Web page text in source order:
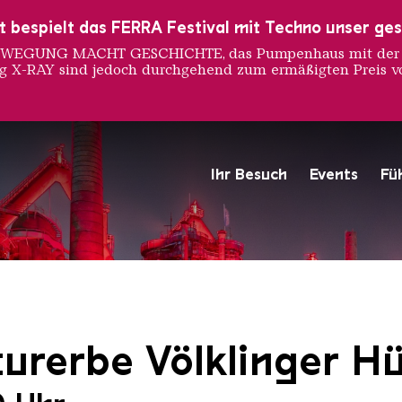
Ihr Besuch Events
Hochofengruppe in Rot
Copyright: Weltkulturerbe
Völklinger
bespielt das FERRA Festival mit Techno unser
MACHT GESCHICHTE, das Pumpenhaus mit
RAY sind jedoch durchgehend zum ermäßigten Preis